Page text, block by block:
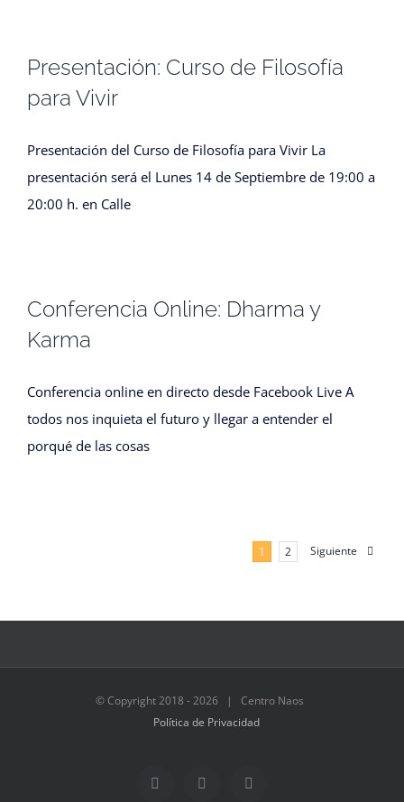
Presentación: Curso de Filosofía
para Vivir
Presentación del Curso de Filosofía para Vivir La
presentación será el Lunes 14 de Septiembre de 19:00 a
20:00 h. en Calle
Conferencia Online: Dharma y
Karma
Conferencia online en directo desde Facebook Live A
todos nos inquieta el futuro y llegar a entender el
porqué de las cosas
1 2 Siguiente
© Copyright 2018 -2026 | Centro Naos
Política de Privacidad
Facebook Twitter